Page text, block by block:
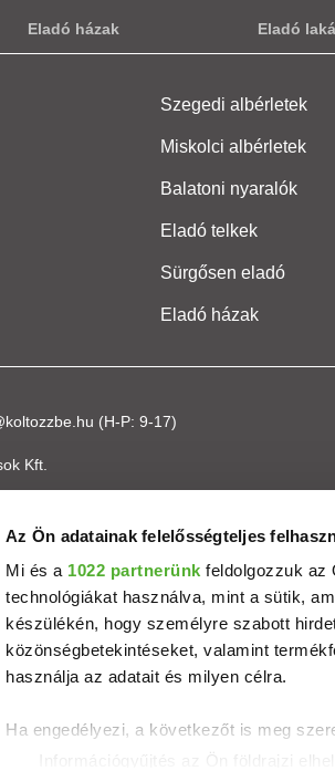
Az Ön adatainak felelősségteljes
Mi és a 1022 partnerünk feldolgozzuk az
technológiákat használva, mint a sütik,
készülékén, hogy személyre szabott
közönségbetekintéseket, valamint
használja az adatait és milyen célra.
Ha engedélyezi, a következőt is meg
Eladó házak Eladó
Szegedi albérletek
Miskolci albérletek
Balatoni nyaralók
Eladó telkek
Sürgősen eladó
Eladó házak
(H-P: 9-17)
Kft.